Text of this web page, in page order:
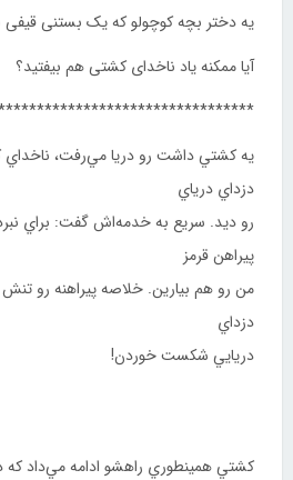
یه دختر بچه کوچولو که یک بستنی
آیا ممکنه یاد ناخدای کشتی هم بیفتید؟
يه كشتي داشت رو دريا مي‌رفت، ناخداي
دزداي درياي
رو ديد. سريع به خدمه‌اش گفت: براي
پيراهن قرمز
من رو هم بيارين. خلاصه پيراهنه رو
دزداي
دريايي شكست خوردن!
كشتي همينطوري راهشو ادامه مي‌داد